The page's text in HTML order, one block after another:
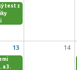
test z
13 14
a 3.